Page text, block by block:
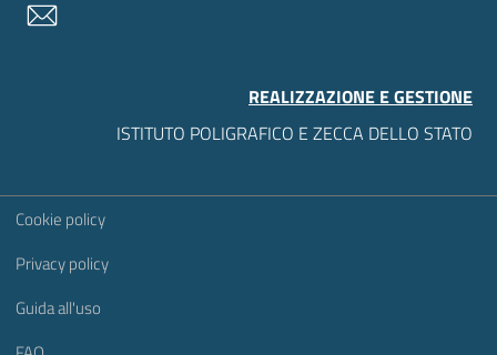
REALIZZAZIONE E GESTIONE
ISTITUTO POLIGRAFICO E ZECCA DELLO STATO
Sezione Link Utili
Cookie policy
Privacy policy
Guida all'uso